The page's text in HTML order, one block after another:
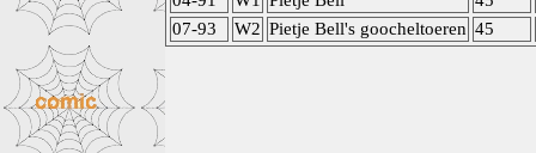
07-93
W2 Pietje Bell's goocheltoeren 45